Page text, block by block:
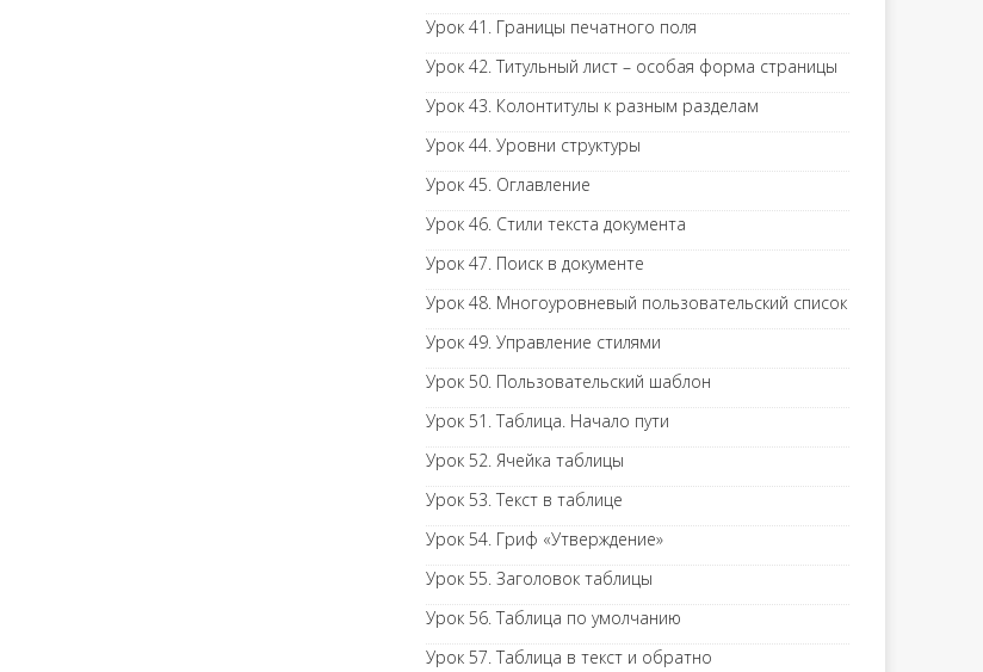
Урок 41. Границы печатного поля
Урок 42. Титульный лист – особая форма страницы
Урок 43. Колонтитулы к разным разделам
Урок 44. Уровни структуры
Урок 45. Оглавление
Урок 46. Стили текста документа
Урок 47. Поиск в документе
Урок 48. Многоуровневый пользовательский список
Урок 49. Управление стилями
Урок 50. Пользовательский шаблон
Урок 51. Таблица. Начало пути
Урок 52. Ячейка таблицы
Урок 53. Текст в таблице
Урок 54. Гриф «Утверждение»
Урок 55. Заголовок таблицы
Урок 56. Таблица по умолчанию
Урок 57. Таблица в текст и обратно